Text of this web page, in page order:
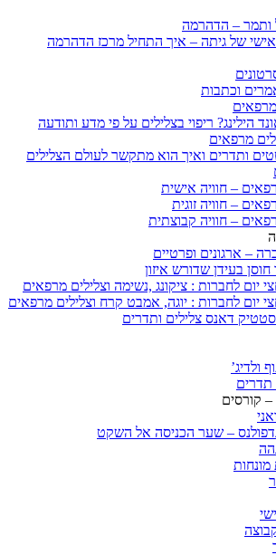
ותמר – הדהרמה
של גיתה – איך התחיל מרכז הדהרמה
וכתבות
הילינג? ריפוי בצלילים על פי מדע ותודעה
מרפאים
ותדרים ואיך הוא מתקשר לעולם הצלילים
– חוויה אישית
– חוויה זוגית
– חוויה קבוצתית
– ארגונים ופרטיים
חוסן בעידן שדורש איזון
יום לחברות : ציקונג ,נשימה וצלילים מרפאים
יום לחברות : יוגה, אמבט קרח וצלילים מרפאים
דאנס צלילים ותדרים
ולדיג’
תדרים
קורסים
– שער הכניסה אל השקט
מונחות